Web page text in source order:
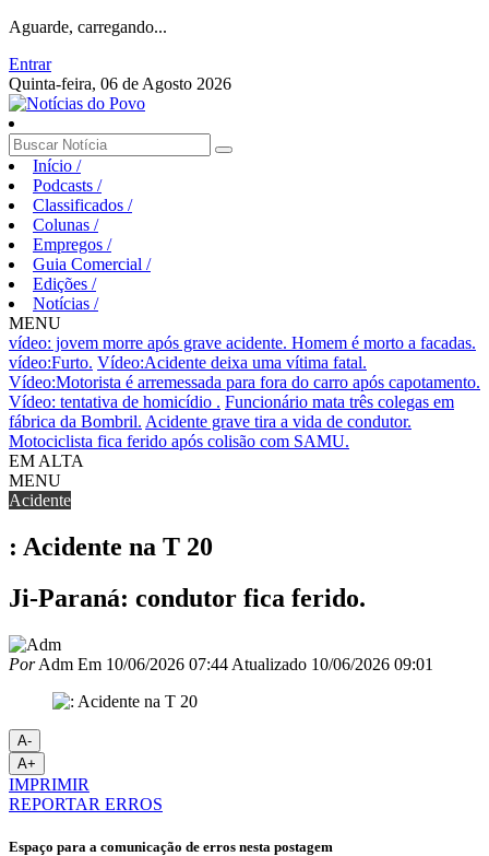
Aguarde, carregando...
Entrar
Quinta-feira, 06 de Agosto 2026
Início /
Podcasts /
Classificados /
Colunas /
Empregos /
Guia Comercial /
Edições /
Notícias /
MENU
vídeo: jovem morre após grave acidente. Homem é morto a facadas.
vídeo:Furto. Vídeo:Acidente deixa uma vítima fatal.
Vídeo:Motorista é arremessada para fora do carro após capotamento.
Vídeo: tentativa de homicídio . Funcionário mata três colegas em
fábrica da Bombril. Acidente grave tira a vida de condutor.
Motociclista fica ferido após colisão com SAMU.
EM ALTA
MENU
Acidente
: Acidente na T 20
Ji-Paraná: condutor fica ferido.
PorAdm Em 10/06/2026 07:44 Atualizado 10/06/2026 09:01
A-
A+
IMPRIMIR
REPORTAR ERROS
Espaço para a comunicação de erros nesta postagem